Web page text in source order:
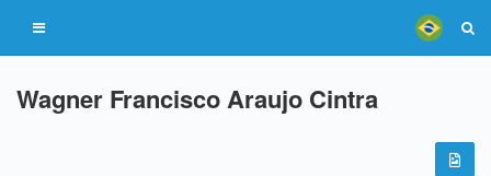
Wagner Francisco Araujo Cintra